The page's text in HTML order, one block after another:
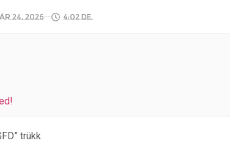
24, 2026 4:02 de.
trükk